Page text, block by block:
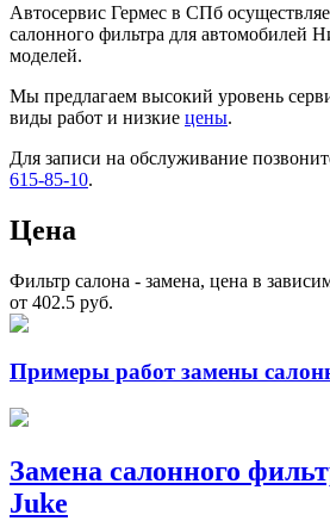
Автосервис Гермес в СПб
салонного фильтра для автомобилей
моделей.
Мы предлагаем высокий уровень
виды работ и низкие цены.
Для записи на обслуживание
615-85-10.
Цена
Фильтр салона - замена, цена в
от 402.5 руб.
Примеры работ замены
Замена салонного
Juke